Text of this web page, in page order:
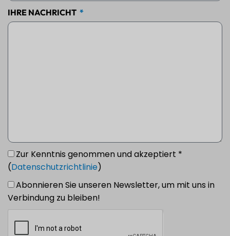
IHRE NACHRICHT
Zur Kenntnis genommen und akzeptiert *
(Datenschutzrichtlinie)
Abonnieren Sie unseren Newsletter, um mit uns in
Verbindung zu bleiben!